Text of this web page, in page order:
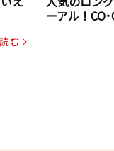
む
ーアル！CO